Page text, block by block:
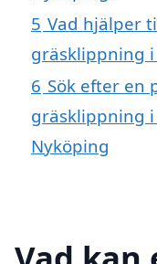
5 Vad hjälper
gräsklippning
6 Sök efter en
gräsklippning
Nyköping